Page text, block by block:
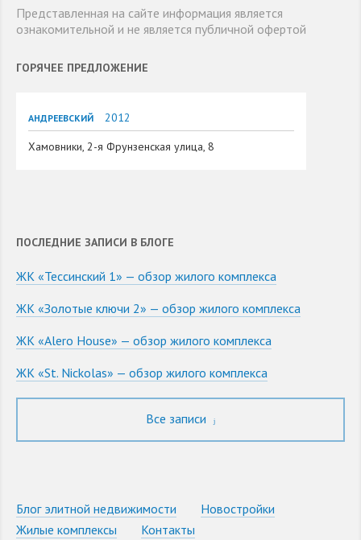
Представленная на сайте информация является
ознакомительной и не является публичной офертой
ГОРЯЧЕЕ ПРЕДЛОЖЕНИЕ
АНДРЕЕВСКИЙ
2012
Хамовники, 2-я Фрунзенская улица, 8
ПОСЛЕДНИЕ ЗАПИСИ В БЛОГЕ
ЖК «Тессинский 1» — обзор жилого комплекса
ЖК «Золотые ключи 2» — обзор жилого комплекса
ЖК «Alero House» — обзор жилого комплекса
ЖК «St. Nickolas» — обзор жилого комплекса
Все записи
Блог элитной недвижимости
Новостройки
Жилые комплексы
Контакты